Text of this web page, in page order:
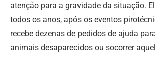
atenção para a gravidade da situação.
todos os anos, após os eventos
recebe dezenas de pedidos de ajuda
animais desaparecidos ou socorrer